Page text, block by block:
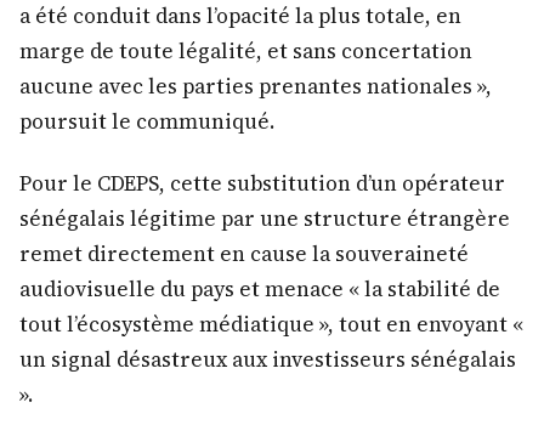
a été conduit dans l’opacité la plus totale, en
marge de toute légalité, et sans concertation
aucune avec les parties prenantes nationales »,
poursuit le communiqué.
Pour le CDEPS, cette substitution d’un opérateur
sénégalais légitime par une structure étrangère
remet directement en cause la souveraineté
audiovisuelle du pays et menace « la stabilité de
tout l’écosystème médiatique », tout en envoyant «
un signal désastreux aux investisseurs sénégalais
».